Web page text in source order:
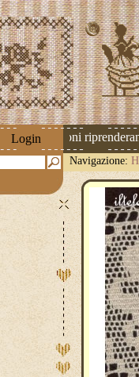
Login
spedizioni
Navigazione: